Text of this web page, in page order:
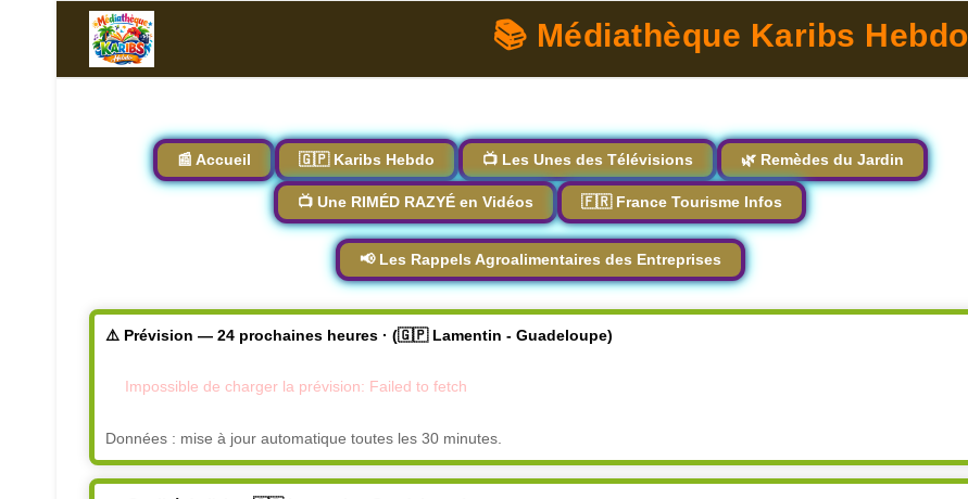
📚 Médiathèque Karibs Hebdo
📰 Accueil 🇬🇵 Karibs Hebdo 📺 Les Unes des Télévisions 🌿 Remèdes du Jardin
📺 Une RIMÉD RAZYÉ en Vidéos 🇫🇷 France Tourisme Infos
📢 Les Rappels Agroalimentaires des Entreprises
⚠️ Prévision — 24 prochaines heures · (🇬🇵 Lamentin - Guadeloupe)
Impossible de charger la prévision: Failed to fetch
Données : mise à jour automatique toutes les 30 minutes.